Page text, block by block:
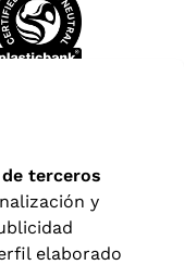
terceros
y
elaborado